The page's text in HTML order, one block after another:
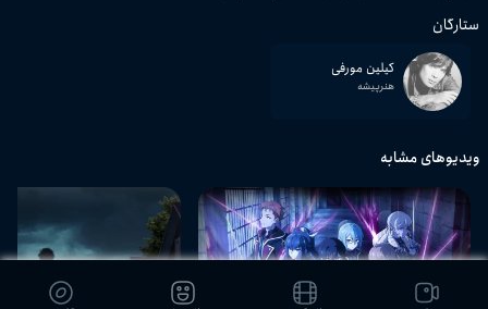
ستارگان
کیلین مورفی
هنرپیشه
ویدیوهای مشابه